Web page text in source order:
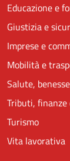
Educazione e
Giustizia e
Imprese e
Mobilità e
Salute,
Tributi,
Turismo
Vita lavorativa